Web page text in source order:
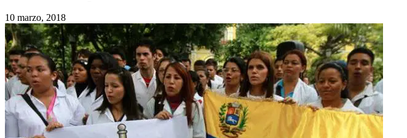
10 marzo, 2018